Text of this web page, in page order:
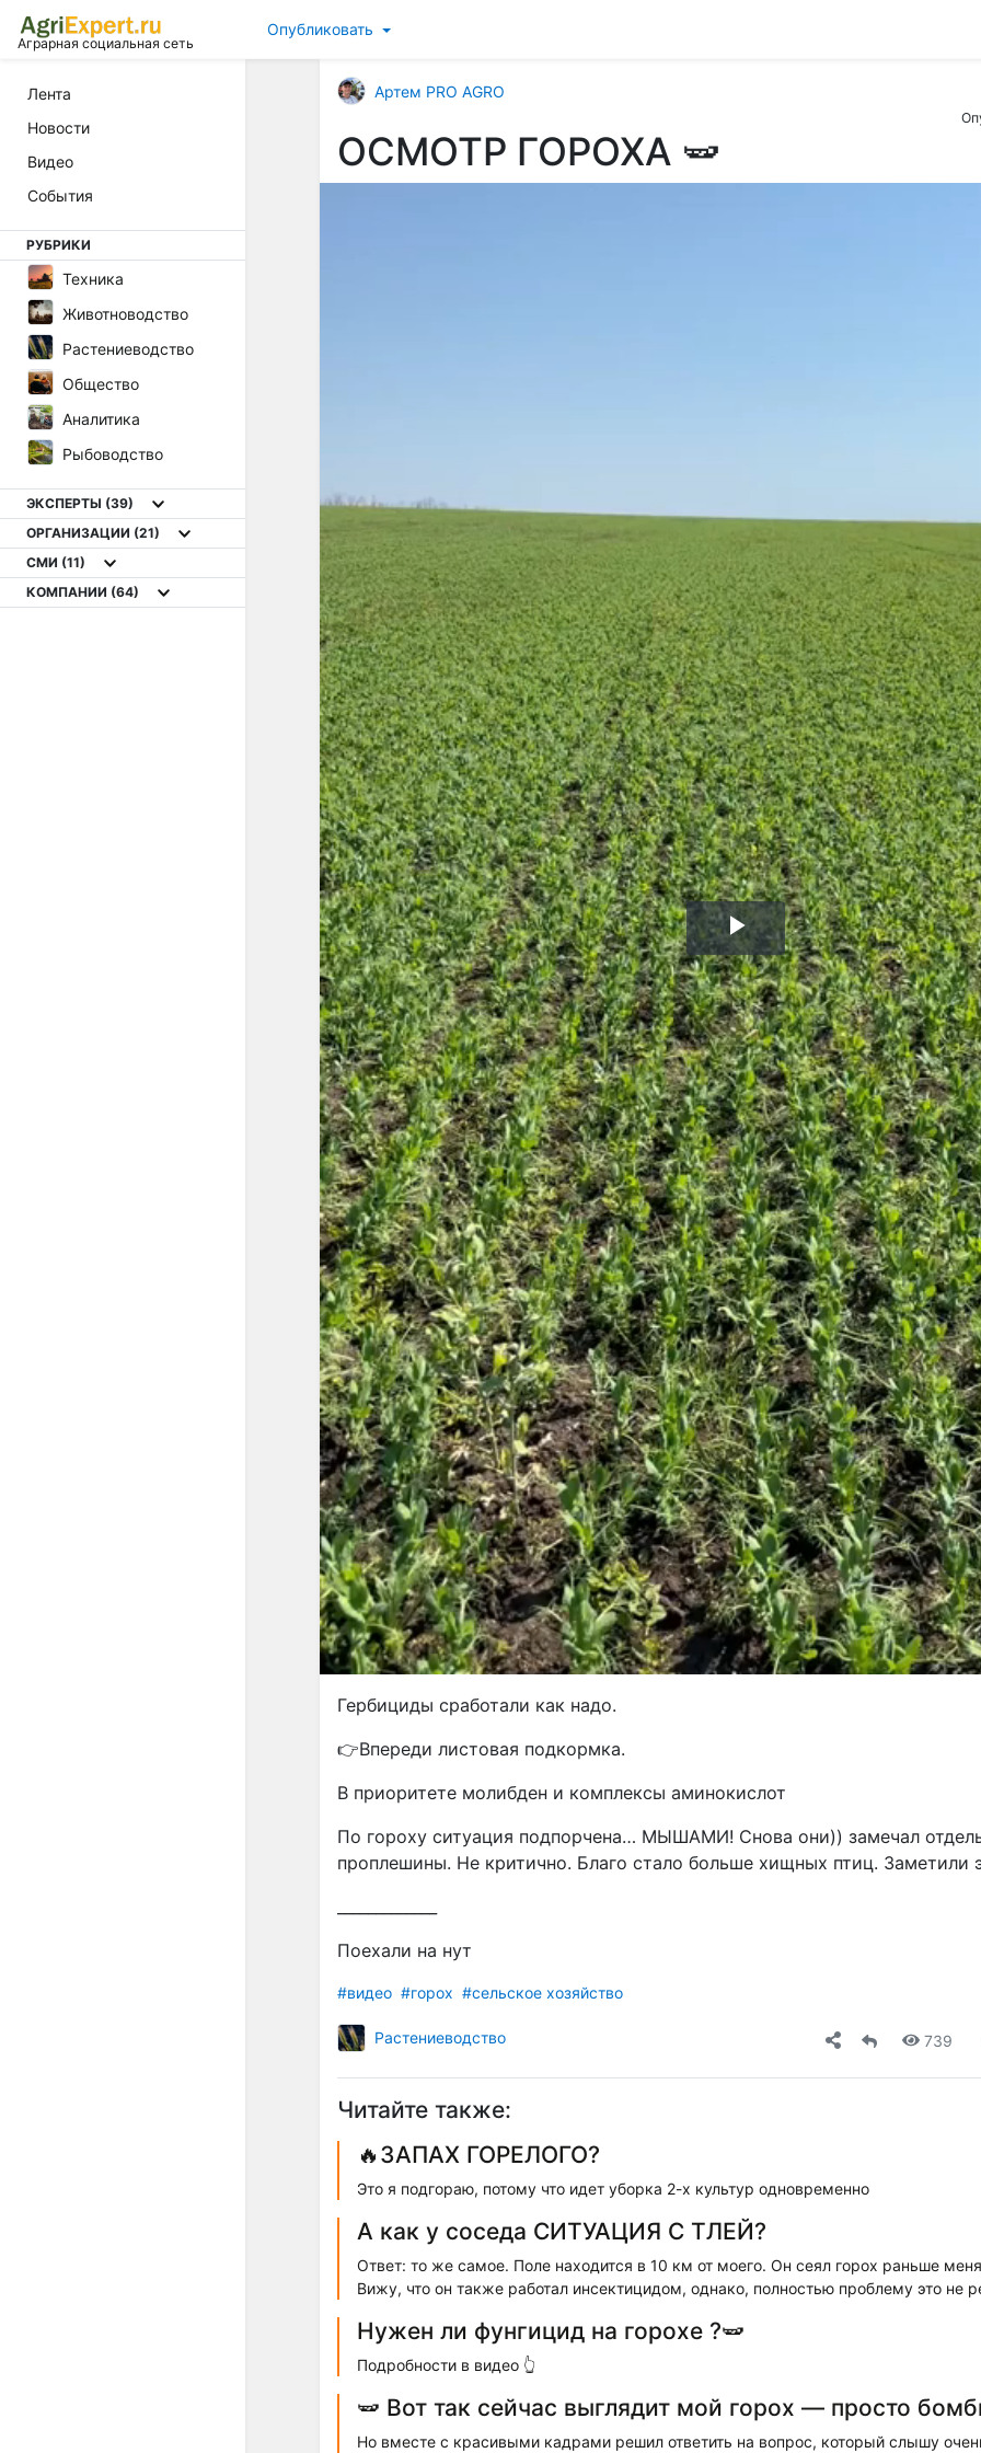
Аграрная социальная сеть
Опубликовать
Лента
Новости
Видео
События
РУБРИКИ
Техника
Животноводство
Растениеводство
Общество
Аналитика
Рыбоводство
ЭКСПЕРТЫ (39)
ОРГАНИЗАЦИИ (21)
СМИ (11)
КОМПАНИИ (64)
Артем PRO AGRO
ОСМОТР ГОРОХА 🫛
Воспроизвести
видео
Гербициды сработали как надо.
👉Впереди листовая подкормка.
В приоритете молибден и комплексы аминокислот
По гороху ситуация подпорчена… МЫШАМИ! Снова они)) замечал
проплешины. Не критично. Благо стало больше хищных птиц. Заметили
Поехали на нут
#видео #горох #сельское хозяйство
Растениеводство 739
Читайте также:
🔥ЗАПАХ ГОРЕЛОГО?
Это я подгораю, потому что идет уборка 2-х культур одновременно
А как у соседа СИТУАЦИЯ С ТЛЕЙ?
Ответ: то же самое. Поле находится в 10 км от моего. Он сеял горох раньше
Вижу, что он также работал инсектицидом, однако, полностью проблему это не
Нужен ли фунгицид на горохе ?🫛
Подробности в видео 👆
🫛 Вот так сейчас выглядит мой горох — просто
Но вместе с красивыми кадрами решил ответить на вопрос, который слышу